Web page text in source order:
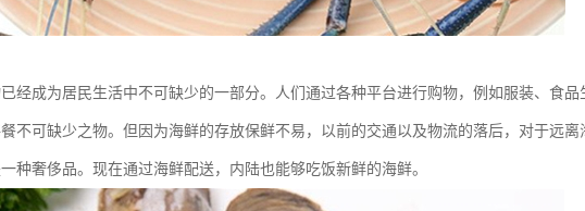
经成为居民生活中不可缺少的一部分。人们通过各种平台进行购物，例如服装、食品
不可缺少之物。但因为海鲜的存放保鲜不易，以前的交通以及物流的落后，对于远离
种奢侈品。现在通过海鲜配送，内陆也能够吃饭新鲜的海鲜。